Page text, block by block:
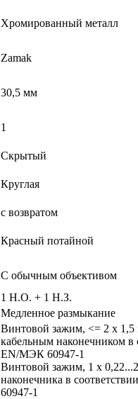
Хромированный металл
Zamak
30,5 мм
1
Скрытый
Круглая
с возвратом
Красный потайной
С обычным объективом
1 Н.О. + 1 Н.З.
Медленное размыкание
Винтовой зажим, <= 2 x 1,5
кабельным наконечником в
EN/МЭК 60947-1
Винтовой зажим, 1 x
наконечника в
60947-1